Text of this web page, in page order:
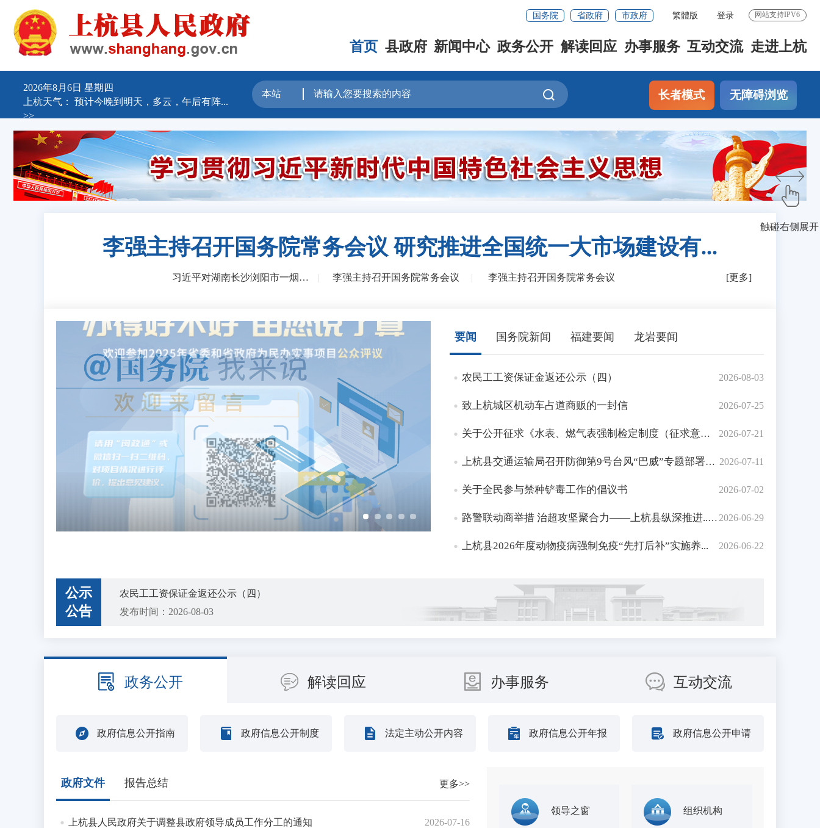
国务院 省政府 市政府 繁體版 登录 网站支持IPV6
首页 县政府 新闻中心 政务公开 解读回应 办事服务 互动交流 走进上杭
2026年8月6日 星期四
上杭天气： 预计今晚到明天，多云，午后有阵...
>>
长者模式 无障碍浏览
李强主持召开国务院常务会议 研究推进全国统一大市场建设有...
习近平对湖南长沙浏阳市一烟花厂爆炸事故作出... | 李强主持召开国务院常务会议 | 李强主持召开国务院常务会议 [更多]
欢迎参加2025年省委和省政府为民办实事项目公众评议
要闻 国务院新闻 福建要闻 龙岩要闻
2026-08-03
农民工工资保证金返还公示（四）
2026-07-25
致上杭城区机动车占道商贩的一封信
2026-07-21
关于公开征求《水表、燃气表强制检定制度（征求意见...
2026-07-11
上杭县交通运输局召开防御第9号台风“巴威”专题部署会
2026-07-02
关于全民参与禁种铲毒工作的倡议书
2026-06-29
路警联动商举措 治超攻坚聚合力——上杭县纵深推进...
2026-06-22
上杭县2026年度动物疫病强制免疫“先打后补”实施养...
公示
公告
农民工工资保证金返还公示（四）
发布时间：2026-08-03
发布时间：2026-07-21
农民工工资保证金返还公示（三）
2026年上杭县医疗卫生事业单位引进高素质人才拟聘用人员公示
政务公开 解读回应 办事服务 互动交流
政府信息公开指南 政府信息公开制度 法定主动公开内容 政府信息公开年报 政府信息公开申请
政府文件 报告总结 更多>>
2026-07-16
上杭县人民政府关于调整县政府领导成员工作分工的通知
领导之窗 组织机构
触碰右侧展开